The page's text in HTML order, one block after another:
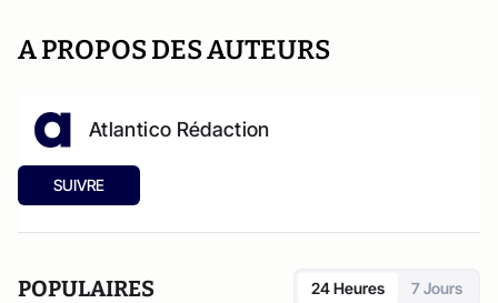
A PROPOS DES AUTEURS
Atlantico Rédaction
SUIVRE
POPULAIRES 24 Heures 7 Jours